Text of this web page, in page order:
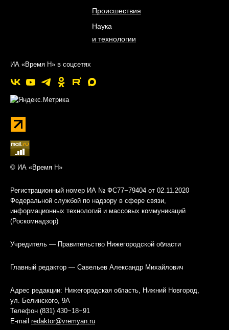
Происшествия
Наука
и технологии
ИА «Время Н» в соцсетях
© ИА «Время Н»
Регистрационный номер ИА № ФС77−79404 от 02.11.2020
Федеральной службой по надзору в сфере связи,
информационных технологий и массовых коммуникаций
(Роскомнадзор)
Учредитель — Правительство Нижегородской области
Главный редактор — Савельев Александр Михайлович
Адрес редакции: Нижегородская область, Нижний Новгород,
ул. Белинского, 9А
Телефон (831) 430−18−91
E-mail redaktor@vremyan.ru